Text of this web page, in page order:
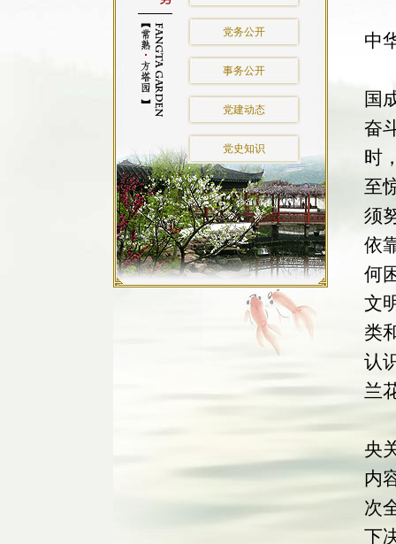
党务公开
事务公开
党建动态
党史知识
中
国
奋
时
至
须
依
何
文
类
认
兰
央
内
次
下